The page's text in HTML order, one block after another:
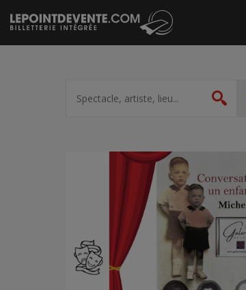
Passer
au
contenu
artiste,
lieu...